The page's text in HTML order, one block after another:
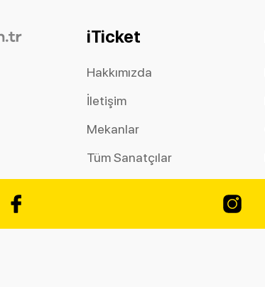
iTicket
Hakkımızda
İletişim
Mekanlar
Tüm Sanatçılar